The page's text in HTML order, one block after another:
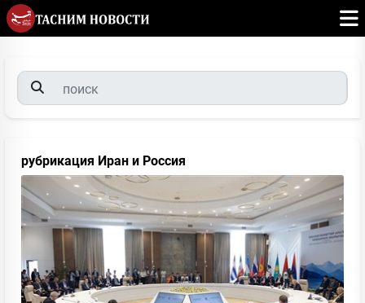
рубрикация Иран и Россия